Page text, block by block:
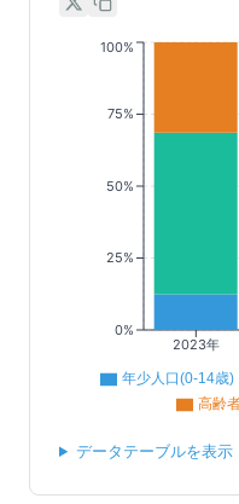
2023年
0%
25%
50%
75%
100%
年少人口(0-14歳)
高齢
データテーブルを表示